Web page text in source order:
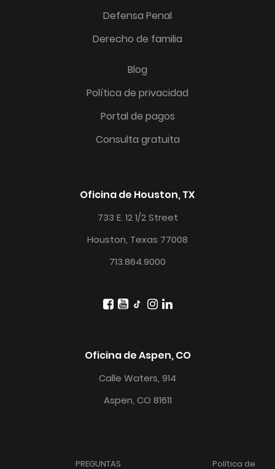
Defensa Penal
Derecho de familia
Blog
Política de privacidad
Portal de pagos
Consulta gratuita
Oficina de Houston, TX
733 E. 12 1/2 Street
Houston, Texas 77008
713.864.9000
Oficina de Aspen, CO
Calle Waters, 914
Aspen, CO 81611
PREGUNTAS
Política de